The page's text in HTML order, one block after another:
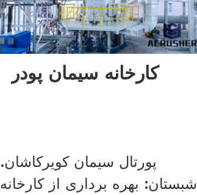
کارخانه سیمان پودر
پورتال سیمان کویرکاشان.
شبستان: بهره برداری از کارخانه